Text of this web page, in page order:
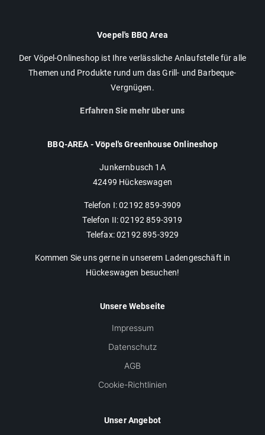
Voepel's BBQ Area
Der Vöpel-Onlineshop ist Ihre verlässliche Anlaufstelle für alle
Themen und Produkte rund um das Grill- und Barbeque-
Vergnügen.
Erfahren Sie mehr über uns
BBQ-AREA - Vöpel's Greenhouse Onlineshop
Junkernbusch 1A
42499 Hückeswagen
Telefon I: 02192 859-3909
Telefon II: 02192 859-3919
Telefax: 02192 895-3929
Kommen Sie uns gerne in unserem Ladengeschäft in
Hückeswagen besuchen!
Unsere Webseite
Impressum
Datenschutz
AGB
Cookie-Richtlinien
Unser Angebot